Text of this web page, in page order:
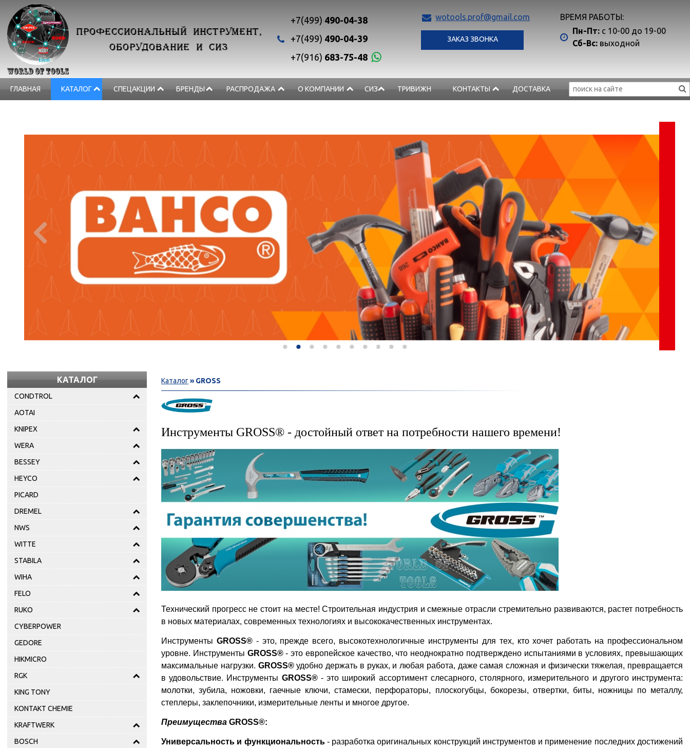
ПРОФЕССИОНАЛЬНЫЙ ИНСТРУМЕНТ,
ОБОРУДОВАНИЕ И СИЗ
+7(499) 490-04-38
+7(499) 490-04-39
+7(916) 683-75-48
wotools.prof@gmail.com
ЗАКАЗ ЗВОНКА
ВРЕМЯ РАБОТЫ:
Пн-Пт: с 10-00 до 19-00
Сб-Вс: выходной
ГЛАВНАЯ КАТАЛОГ СПЕЦАКЦИИ БРЕНДЫ РАСПРОДАЖА О КОМПАНИИ СИЗ ТРИВИЖН КОНТАКТЫ ДОСТАВКА
 
КАТАЛОГ
CONDTROL
AOTAI
KNIPEX
WERA
BESSEY
HEYCO
PICARD
DREMEL
NWS
WITTE
STABILA
WIHA
FELO
RUKO
CYBERPOWER
GEDORE
HIKMICRO
RGK
KING TONY
KONTAKT CHEMIE
KRAFTWERK
BOSCH
Каталог» GROSS
Инструменты GROSS® - достойный ответ на потребности нашего времени!
Технический прогресс не стоит на месте! Строительная индустрия и смежные отрасли стремительно развиваются, растет потребность
в новых материалах, современных технологиях и высококачественных инструментах.
Инструменты GROSS®- это, прежде всего, высокотехнологичные инструменты для тех, кто хочет работать на профессиональном
уровне. Инструменты GROSS®- это европейское качество, что неоднократно подтверждено испытаниями в условиях, превышающих
максимальные нагрузки. GROSS®удобно держать в руках, и любая работа, даже самая сложная и физически тяжелая, превращается
в удовольствие. Инструменты GROSS®- это широкий ассортимент слесарного, столярного, измерительного и другого инструмента:
молотки, зубила, ножовки, гаечные ключи, стамески, перфораторы, плоскогубцы, бокорезы, отвертки, биты, ножницы по металлу,
степлеры, заклепочники, измерительные ленты и многое другое.
Преимущества GROSS®:
Универсальность и функциональность- разработка оригинальных конструкций инструментов и применение последних достижений